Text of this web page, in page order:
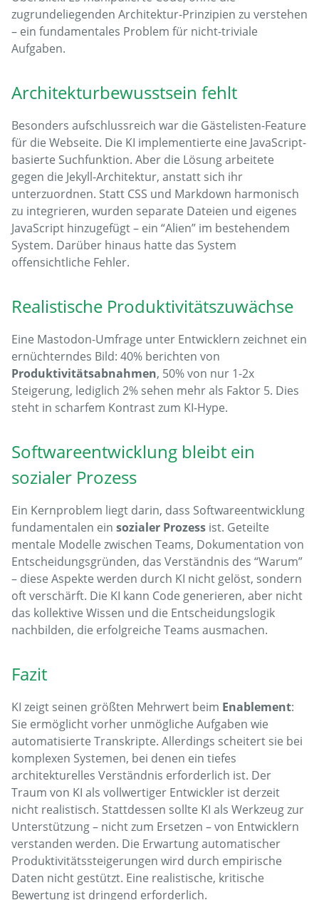
zugrundeliegenden Architektur-Prinzipien zu verstehen
– ein fundamentales Problem für nicht-triviale
Aufgaben.
Architekturbewusstsein fehlt
Besonders aufschlussreich war die Gästelisten-Feature
für die Webseite. Die KI implementierte eine JavaScript-
basierte Suchfunktion. Aber die Lösung arbeitete
gegen die Jekyll-Architektur, anstatt sich ihr
unterzuordnen. Statt CSS und Markdown harmonisch
zu integrieren, wurden separate Dateien und eigenes
JavaScript hinzugefügt – ein “Alien” im bestehendem
System. Darüber hinaus hatte das System
offensichtliche Fehler.
Realistische Produktivitätszuwächse
Eine Mastodon-Umfrage unter Entwicklern zeichnet ein
ernüchterndes Bild: 40% berichten von
Produktivitätsabnahmen, 50% von nur 1-2x
Steigerung, lediglich 2% sehen mehr als Faktor 5. Dies
steht in scharfem Kontrast zum KI-Hype.
Softwareentwicklung bleibt ein
sozialer Prozess
Ein Kernproblem liegt darin, dass Softwareentwicklung
fundamentalen ein sozialer Prozess ist. Geteilte
mentale Modelle zwischen Teams, Dokumentation von
Entscheidungsgründen, das Verständnis des “Warum”
– diese Aspekte werden durch KI nicht gelöst, sondern
oft verschärft. Die KI kann Code generieren, aber nicht
das kollektive Wissen und die Entscheidungslogik
nachbilden, die erfolgreiche Teams ausmachen.
Fazit
KI zeigt seinen größten Mehrwert beim Enablement:
Sie ermöglicht vorher unmögliche Aufgaben wie
automatisierte Transkripte. Allerdings scheitert sie bei
komplexen Systemen, bei denen ein tiefes
architekturelles Verständnis erforderlich ist. Der
Traum von KI als vollwertiger Entwickler ist derzeit
nicht realistisch. Stattdessen sollte KI als Werkzeug zur
Unterstützung – nicht zum Ersetzen – von Entwicklern
verstanden werden. Die Erwartung automatischer
Produktivitätssteigerungen wird durch empirische
Daten nicht gestützt. Eine realistische, kritische
Bewertung ist dringend erforderlich.